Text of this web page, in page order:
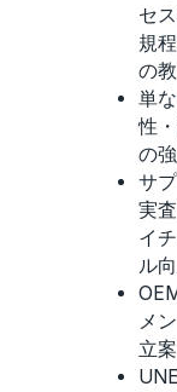
セ
規
の
単
性
の
サ
実
イ
ル
メ
立